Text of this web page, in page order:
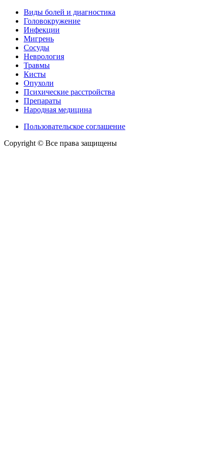
Виды болей и диагностика
Головокружение
Инфекции
Мигрень
Сосуды
Неврология
Травмы
Кисты
Опухоли
Психические расстройства
Препараты
Народная медицина
Пользовательское соглашение
Copyright © Все права защищены